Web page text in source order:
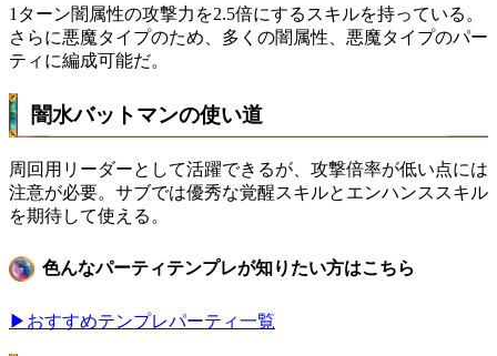
1ターン闇属性の攻撃力を2.5倍にするスキルを持っている。
さらに悪魔タイプのため、多くの闇属性、悪魔タイプのパー
ティに編成可能だ。
闇水バットマンの使い道
周回用リーダーとして活躍できるが、攻撃倍率が低い点には
注意が必要。サブでは優秀な覚醒スキルとエンハンススキル
を期待して使える。
色んなパーティテンプレが知りたい方はこちら
▶おすすめテンプレパーティ一覧